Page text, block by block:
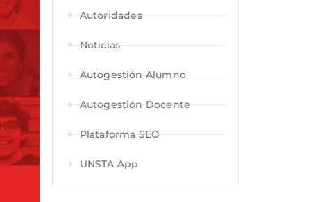
Autoridades
Noticias
Autogestión Alumno
Autogestión Docente
Plataforma SEO
UNSTA App